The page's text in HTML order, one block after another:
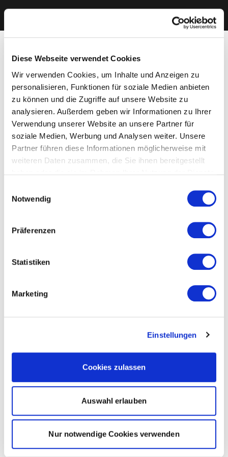
Diese Webseite verwendet Cookies
Wir verwenden Cookies, um Inhalte und Anzeigen zu
personalisieren, Funktionen für soziale Medien anbieten
zu können und die Zugriffe auf unsere Website zu
analysieren. Außerdem geben wir Informationen zu Ihrer
Verwendung unserer Website an unsere Partner für
soziale Medien, Werbung und Analysen weiter. Unsere
Partner führen diese Informationen möglicherweise mit
weiteren Daten zusammen, die Sie ihnen bereitgestellt
Cookies, wenn Sie unsere Webseite weiterhin nutzen.
Notwendig
Präferenzen
Statistiken
Marketing
Einstellungen
Cookies zulassen
Auswahl erlauben
Nur notwendige Cookies verwenden